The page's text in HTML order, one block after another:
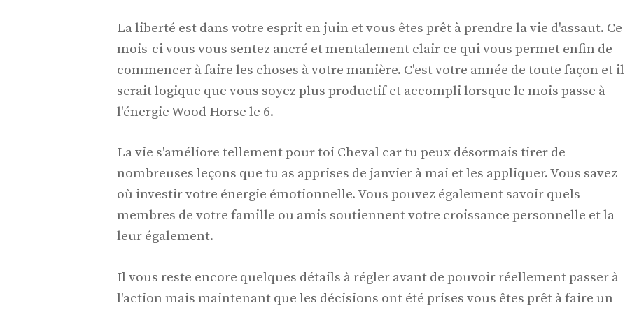
La liberté est dans votre esprit en juin et vous êtes prêt à prendre la vie d'assaut. Ce
mois-ci vous vous sentez ancré et mentalement clair ce qui vous permet enfin de
commencer à faire les choses à votre manière. C'est votre année de toute façon et il
serait logique que vous soyez plus productif et accompli lorsque le mois passe à
l'énergie Wood Horse le 6.
La vie s'améliore tellement pour toi Cheval car tu peux désormais tirer de
nombreuses leçons que tu as apprises de janvier à mai et les appliquer. Vous savez
où investir votre énergie émotionnelle. Vous pouvez également savoir quels
membres de votre famille ou amis soutiennent votre croissance personnelle et la
leur également.
Il vous reste encore quelques détails à régler avant de pouvoir réellement passer à
l'action mais maintenant que les décisions ont été prises vous êtes prêt à faire un